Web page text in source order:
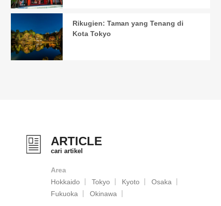
Rikugien: Taman yang Tenang di
Kota Tokyo
ARTICLE
cari artikel
Area
Hokkaido
Tokyo Kyoto
Osaka
Fukuoka
Okinawa